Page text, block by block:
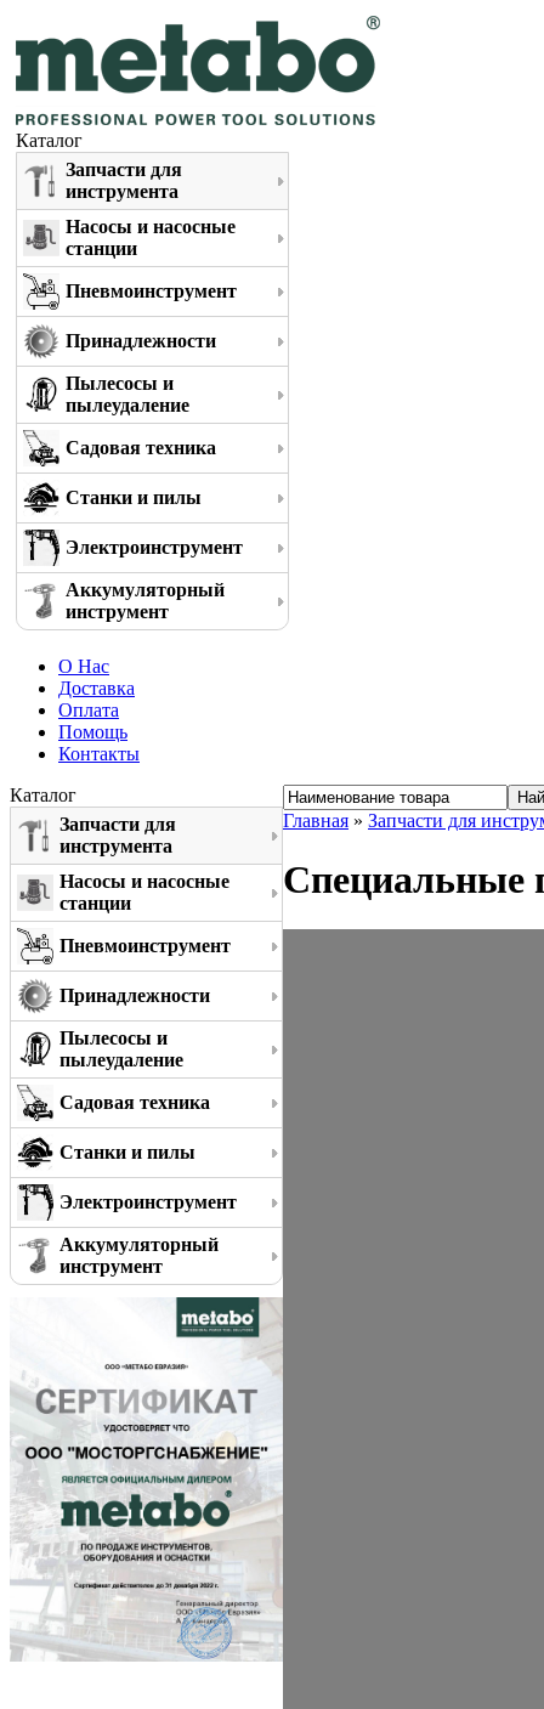
Каталог
Запчасти для
инструмента
Насосы и насосные
станции
Пневмоинструмент
Принадлежности
Пылесосы и
пылеудаление
Садовая техника
Станки и пилы
Электроинструмент
Аккумуляторный
инструмент
О Нас
Доставка
Оплата
Помощь
Контакты
Каталог
Запчасти для
инструмента
Насосы и насосные
станции
Пневмоинструмент
Принадлежности
Пылесосы и
пылеудаление
Садовая техника
Станки и пилы
Электроинструмент
Аккумуляторный
инструмент
Главная » Запчасти для
Специальные